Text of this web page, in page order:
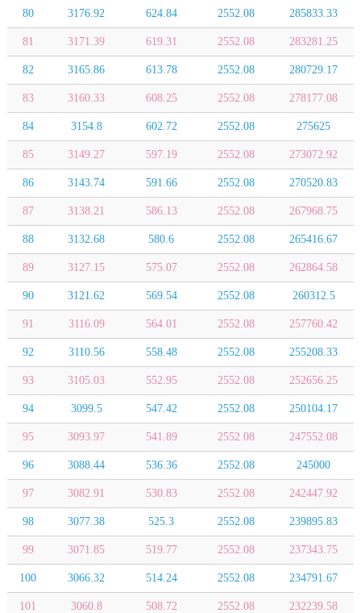
80 3176.92 624.84 2552.08 285833.33
81 3171.39 619.31 2552.08 283281.25
82 3165.86 613.78 2552.08 280729.17
83 3160.33 608.25 2552.08 278177.08
84 3154.8 602.72 2552.08 275625
85 3149.27 597.19 2552.08 273072.92
86 3143.74 591.66 2552.08 270520.83
87 3138.21 586.13 2552.08 267968.75
88 3132.68 580.6 2552.08 265416.67
89 3127.15 575.07 2552.08 262864.58
90 3121.62 569.54 2552.08 260312.5
91 3116.09 564.01 2552.08 257760.42
92 3110.56 558.48 2552.08 255208.33
93 3105.03 552.95 2552.08 252656.25
94 3099.5 547.42 2552.08 250104.17
95 3093.97 541.89 2552.08 247552.08
96 3088.44 536.36 2552.08 245000
97 3082.91 530.83 2552.08 242447.92
98 3077.38 525.3 2552.08 239895.83
99 3071.85 519.77 2552.08 237343.75
100 3066.32 514.24 2552.08 234791.67
101 3060.8 508.72 2552.08 232239.58